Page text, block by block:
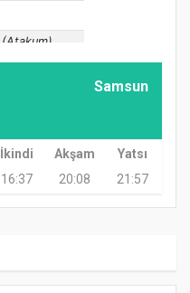
Samsun
İkindi Akşam
Yatsı
16:37 20:08 21:57